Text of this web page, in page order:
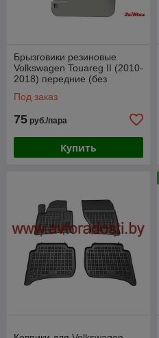
Брызговики резиновые
Volkswagen Touareg II (2010-
2018) передние (без
Под заказ
75 руб./пара
Купить